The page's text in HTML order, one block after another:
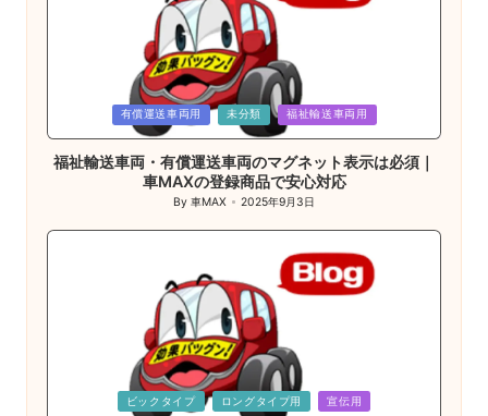
in
有償運送車両用 未分類 福祉輸送車両用
福祉輸送車両・有償運送車両のマグネット表示は必須｜
車MAXの登録商品で安心対応
Posted
By車MAX 2025年9月3日
ビックタイプ ロングタイプ用 宣伝用